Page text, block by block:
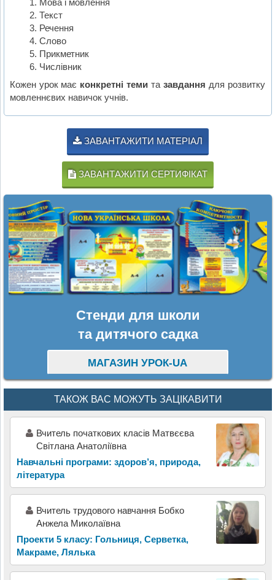
Мова і мовлення
Текст
Речення
Слово
Прикметник
Числівник
Кожен урок має конкретні теми тазавдання для розвитку
мовленнєвих навичок учнів.
ЗАВАНТАЖИТИ МАТЕРІАЛ
ЗАВАНТАЖИТИ СЕРТИФІКАТ
Стенди для школи
та дитячого садка
МАГАЗИН УРОК-UA
ТАКОЖ ВАС МОЖУТЬ ЗАЦІКАВИТИ
Вчитель початкових класів Матвєєва
Світлана Анатоліївна
Навчальні програми: здоров’я, природа,
література
Вчитель трудового навчання Бобко
Анжела Миколаївна
Проекти 5 класу: Гольниця, Серветка,
Макраме, Лялька